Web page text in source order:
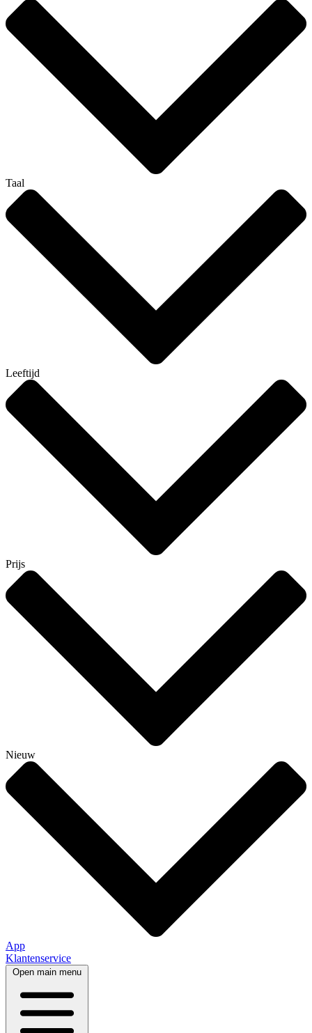
Taal
Leeftijd
Prijs
Nieuw
App
Klantenservice
Open main menu